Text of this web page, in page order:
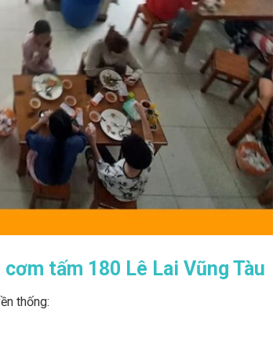
tấm 180 Lê Lai Vũng Tàu
thống: